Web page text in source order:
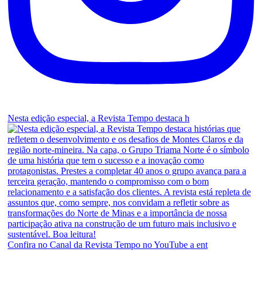
Nesta edição especial, a Revista Tempo destaca h
Confira no Canal da Revista Tempo no YouTube a ent